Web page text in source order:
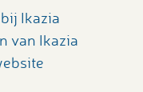
Ikazia
van Ikazia